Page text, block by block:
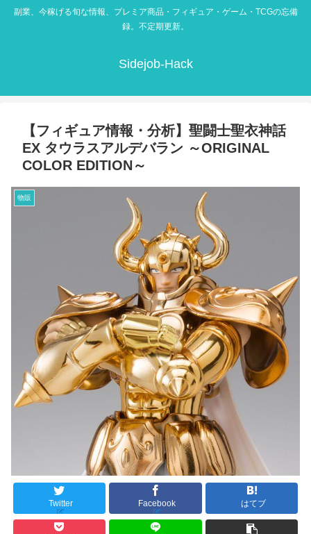
副業、今稼げる旬な情報、プレミア商品・フィギュア・ゲーム・TCGの忘備
録。不定期更新。
Sidejob-Hack
【フィギュア情報・分析】聖闘士聖衣神話
EX タウラスアルデバラン ～ORIGINAL
COLOR EDITION～
物販
Twitter Facebook はてブ